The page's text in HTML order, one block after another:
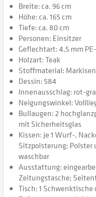
Breite: ca. 96 cm
Höhe: ca. 165 cm
Tiefe: ca. 80 cm
Personen: Einsitzer
Geflechtart: 4,5 mm
Holzart: Teak
Stoffmaterial:
Dessin: 584
Innenausschlag: rot-
Neigungswinkel:
Bullaugen: 2
mit Sicherheitsglas
Kissen: je 1 Wurf-,
Sitzpolsterung; Polster
waschbar
Ausstattung:
Zeitungstasche;
Tisch: 1 Schwenktische